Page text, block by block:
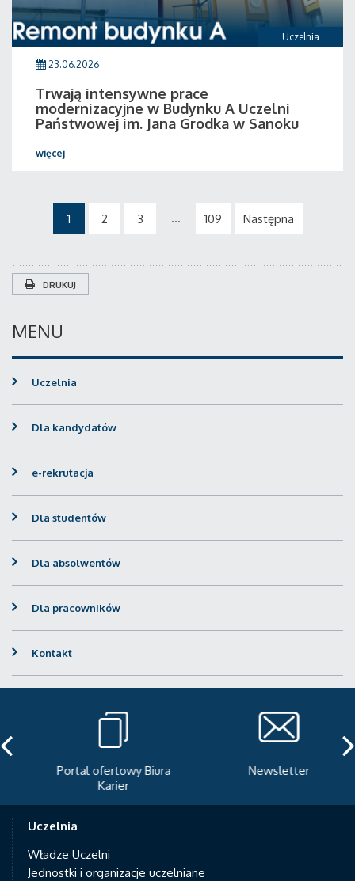
Uczelnia
23.06.2026
Trwają intensywne prace
modernizacyjne w Budynku A Uczelni
Państwowej im. Jana Grodka w Sanoku
więcej
1 2 3 ... 109 Następna
DRUKUJ
MENU
Uczelnia
Dla kandydatów
e-rekrutacja
Dla studentów
Dla absolwentów
Dla pracowników
Kontakt
Portal ofertowy Biura
Karier
Newsletter
Uczelnia
Władze Uczelni
Jednostki i organizacje uczelniane